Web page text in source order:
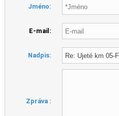
Jméno:
E-mail:
Nadpis:
Zpráva :